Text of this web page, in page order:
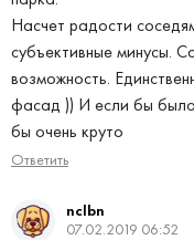
Насчет радости
субъективные минусы.
возможность.
фасад )) И если бы
бы очень круто
Ответить
nclbn
07.02.2019 06:52